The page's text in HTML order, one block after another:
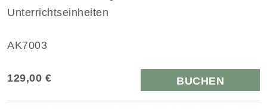
Unterrichtseinheiten
AK7003
129,00 € BUCHEN